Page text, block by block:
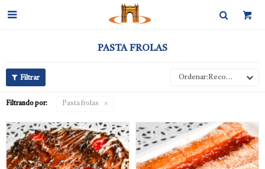

PASTA FROLAS
Recomendados
Filtrando por: Pasta frolas